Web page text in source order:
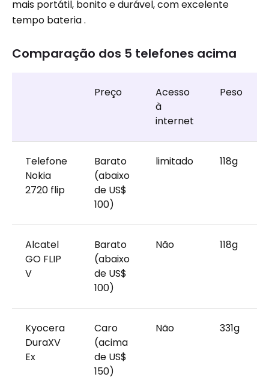
mais portátil, bonito e durável, com excelente
tempo bateria .
Comparação dos 5 telefones acima
Preço
Acesso
à
internet
Peso
Telefone
Nokia
2720 flip
Barato
(abaixo
de US$
100)
limitado 118g
Alcatel
GO FLIP
V
Barato
(abaixo
de US$
100)
Não 118g
Kyocera
DuraXV
Ex
Caro
(acima
de US$
150)
Não 331g